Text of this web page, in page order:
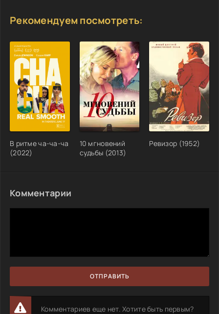
Рекомендуем посмотреть:
В ритме ча-ча-ча
(2022)
10 мгновений
судьбы (2013)
Ревизор (1952)
Комментарии
ОТПРАВИТЬ
Комментариев еще нет. Хотите быть первым?